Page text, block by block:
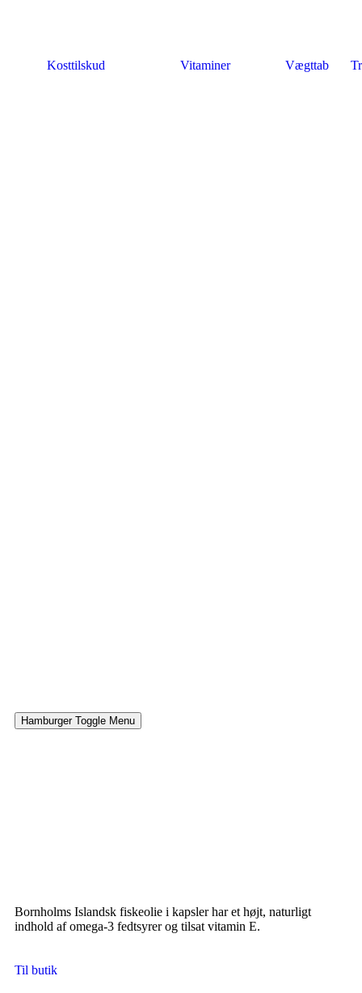
Kosttilskud Vitaminer Vægttab
Hamburger Toggle Menu
Bornholms Islandsk fiskeolie i kapsler har et højt, naturligt
indhold af omega-3 fedtsyrer og tilsat vitamin E.
Til butik